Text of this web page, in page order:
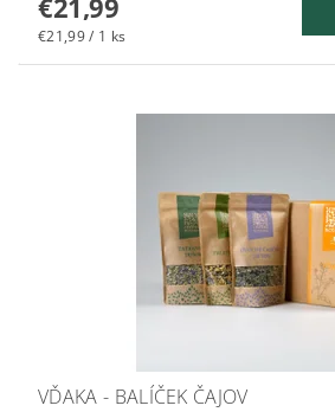
€21,99
€21,99 / 1 ks
VĎAKA - BALÍČEK ČAJOV